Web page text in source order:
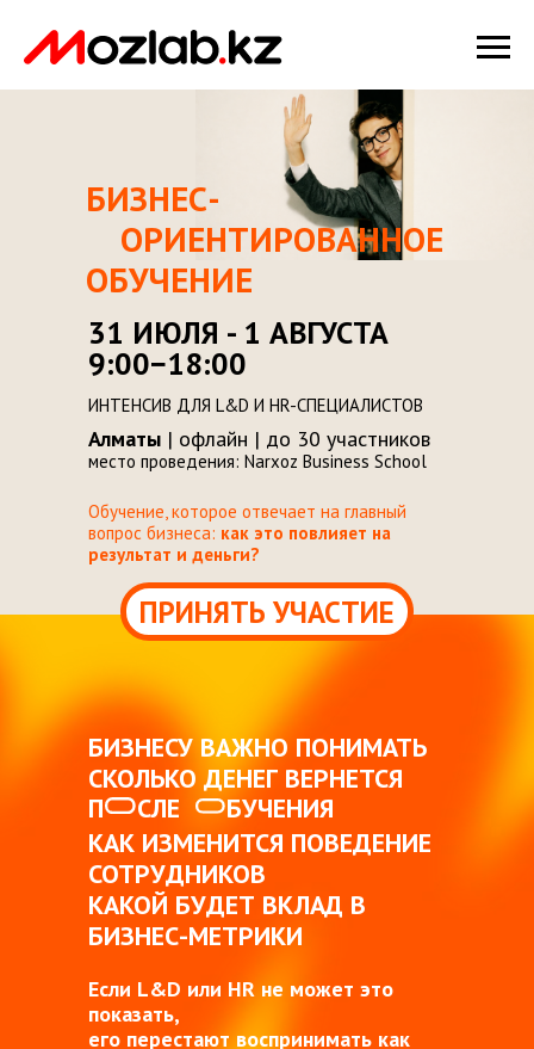
БИЗНЕС-
ОРИЕНТИРОВАННОЕ
ОБУЧЕНИЕ
31 ИЮЛЯ - 1 АВГУСТА
9:00−18:00
ИНТЕНСИВ ДЛЯ L&D И HR-СПЕЦИАЛИСТОВ
место проведения: Narxoz Business School
Алматы | офлайн | до 30 участников
Обучение, которое отвечает на главный
вопрос бизнеса: как это повлияет на
результат и деньги?
БИЗНЕСУ ВАЖНО ПОНИМАТЬ
СКОЛЬКО ДЕНЕГ ВЕРНЕТСЯ
П
СЛЕ
БУЧЕНИЯ
КАК ИЗМЕНИТСЯ ПОВЕДЕНИЕ
СОТРУДНИКОВ
КАКОЙ БУДЕТ ВКЛАД В
БИЗНЕС-МЕТРИКИ
Если L&D или HR не может это
показать,
его перестают воспринимать как
ПРИНЯТЬ УЧАСТИЕ